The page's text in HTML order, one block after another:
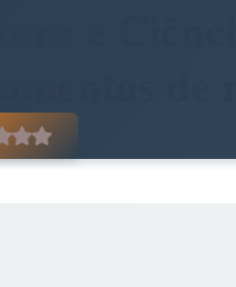
Avaliado com NaN de 5 estrelas.